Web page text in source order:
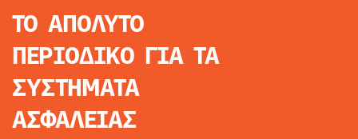
ΤΟ ΑΠΟΛΥΤΟ
ΠΕΡΙΟΔΙΚΟ ΓΙΑ ΤΑ
ΣΥΣΤΗΜΑΤΑ
ΑΣΦΑΛΕΙΑΣ